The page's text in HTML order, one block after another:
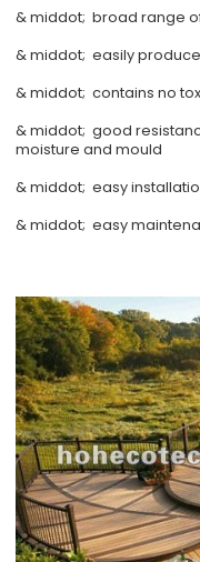
& middot; broad range
& middot; easily
& middot; contains no
& middot; good
moisture and mould
& middot; easy
& middot; easy